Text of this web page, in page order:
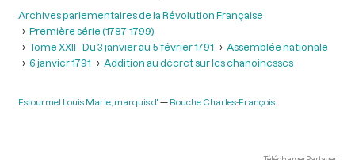
Archives parlementaires de la Révolution Française
Première série (1787-1799)
Tome XXII - Du 3 janvier au 5 février 1791
Assemblée nationale
6 janvier 1791
Addition au décret sur les chanoinesses
Estourmel Louis Marie, marquis d' Bouche Charles-François